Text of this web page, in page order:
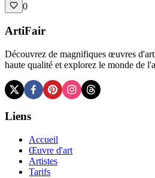
0
ArtiFair
Découvrez de magnifiques œuvres
haute qualité et explorez le monde de
Liens
Accueil
Œuvre d'art
Artistes
Tarifs